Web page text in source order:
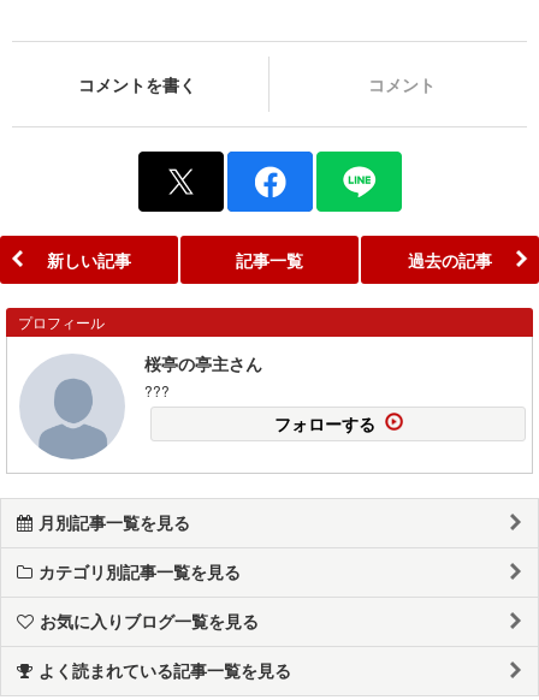
コメントを書く コメント
新しい記事 記事一覧 過去の記事
プロフィール
桜亭の亭主さん
???
フォローする
月別記事一覧を見る
カテゴリ別記事一覧を見る
お気に入りブログ一覧を見る
よく読まれている記事一覧を見る